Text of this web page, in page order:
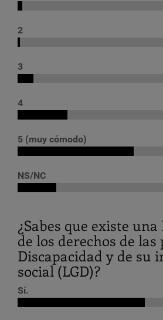
2
3
4
5 (muy cómodo)
NS/NC
¿Sabes que existe
de los derechos de las
Discapacidad y de su
social (LGD)?
Sí.